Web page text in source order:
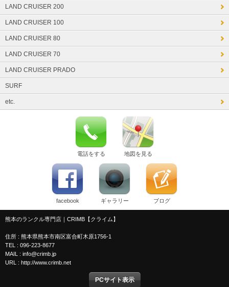
LAND CRUISER 200
LAND CRUISER 100
LAND CRUISER 80
LAND CRUISER 70
LAND CRUISER PRADO
SURF
etc.
電話をする 地図を見る
facebook ギャラリー ブログ
熊本のランクル専門店｜CRIMB【クライム】
住所 : 熊本県熊本市南区富合町木原1756-1
TEL : 096-223-8677
MAIL : info@crimb.jp
URL : http://www.crimb.net
PCサイト表示